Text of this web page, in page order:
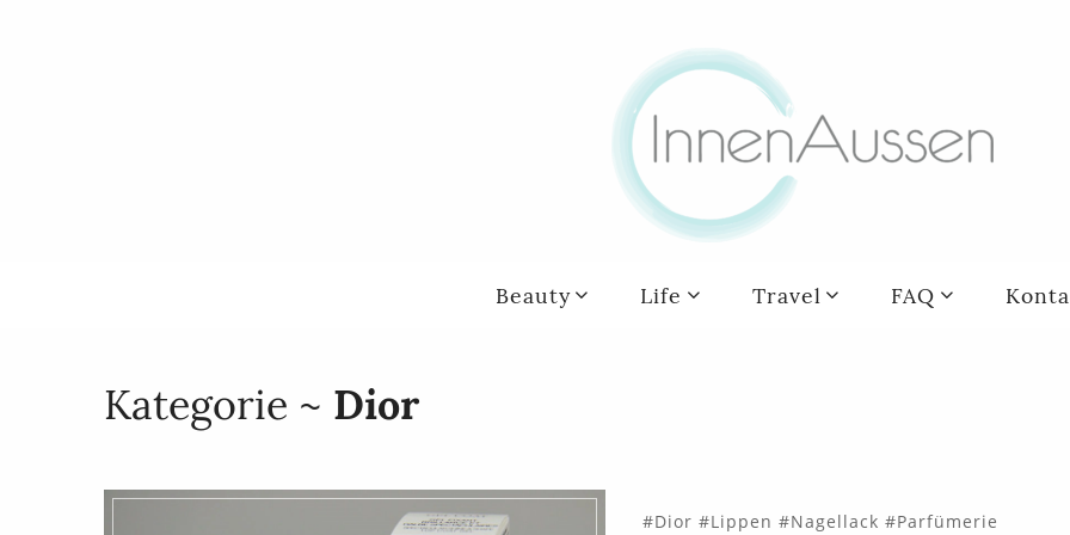
Beauty Life Travel FAQ
Kategorie ~ Dior
Dior Lippen Nagellack Parfümerie